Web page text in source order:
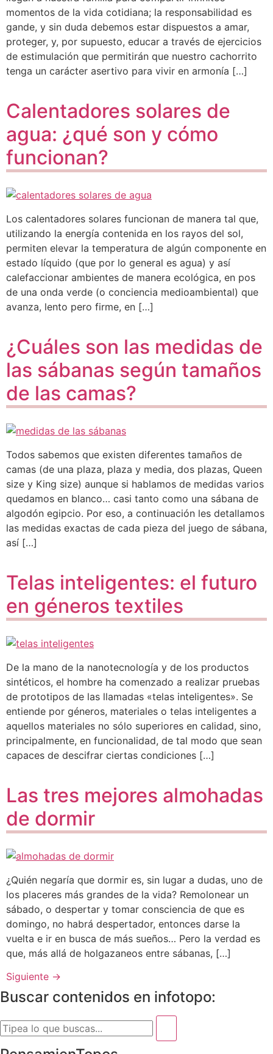
momentos de la vida cotidiana; la responsabilidad es
gande, y sin duda debemos estar dispuestos a amar,
proteger, y, por supuesto, educar a través de ejercicios
de estimulación que permitirán que nuestro cachorrito
tenga un carácter asertivo para vivir en armonía […]
Calentadores solares de
agua: ¿qué son y cómo
funcionan?
Los calentadores solares funcionan de manera tal que,
utilizando la energía contenida en los rayos del sol,
permiten elevar la temperatura de algún componente en
estado líquido (que por lo general es agua) y así
calefaccionar ambientes de manera ecológica, en pos
de una onda verde (o conciencia medioambiental) que
avanza, lento pero firme, en […]
¿Cuáles son las medidas de
las sábanas según tamaños
de las camas?
Todos sabemos que existen diferentes tamaños de
camas (de una plaza, plaza y media, dos plazas, Queen
size y King size) aunque si hablamos de medidas varios
quedamos en blanco… casi tanto como una sábana de
algodón egipcio. Por eso, a continuación les detallamos
las medidas exactas de cada pieza del juego de sábana,
así […]
Telas inteligentes: el futuro
en géneros textiles
De la mano de la nanotecnología y de los productos
sintéticos, el hombre ha comenzado a realizar pruebas
de prototipos de las llamadas «telas inteligentes». Se
entiende por géneros, materiales o telas inteligentes a
aquellos materiales no sólo superiores en calidad, sino,
principalmente, en funcionalidad, de tal modo que sean
capaces de descifrar ciertas condiciones […]
Las tres mejores almohadas
de dormir
¿Quién negaría que dormir es, sin lugar a dudas, uno de
los placeres más grandes de la vida? Remolonear un
sábado, o despertar y tomar consciencia de que es
domingo, no habrá despertador, entonces darse la
vuelta e ir en busca de más sueños… Pero la verdad es
que, más allá de holgazaneos entre sábanas, […]
Siguiente →
Buscar contenidos en infotopo: